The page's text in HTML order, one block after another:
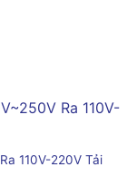
110V-220V Tải